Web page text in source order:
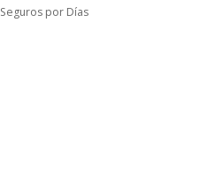
Seguros por Días